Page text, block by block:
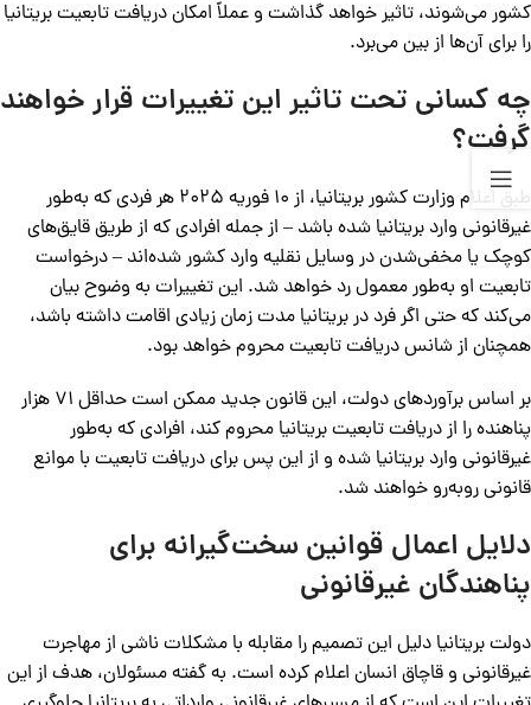
کشور می‌شوند، تاثیر خواهد گذاشت و عملاً امکان دریافت تابعیت بریتانیا
را برای آن‌ها از بین می‌برد.
چه کسانی تحت تاثیر این تغییرات قرار خواهند
گرفت؟
طبق اعلام وزارت کشور بریتانیا، از 10 فوریه 2025 هر فردی که به‌طور
غیرقانونی وارد بریتانیا شده باشد – از جمله افرادی که از طریق قایق‌های
کوچک یا مخفی‌شدن در وسایل نقلیه وارد کشور شده‌اند – درخواست
تابعیت او به‌طور معمول رد خواهد شد. این تغییرات به وضوح بیان
می‌کند که حتی اگر فرد در بریتانیا مدت زمان زیادی اقامت داشته باشد،
همچنان از شانس دریافت تابعیت محروم خواهد بود.
بر اساس برآوردهای دولت، این قانون جدید ممکن است حداقل 71 هزار
پناهنده را از دریافت تابعیت بریتانیا محروم کند، افرادی که به‌طور
غیرقانونی وارد بریتانیا شده و از این پس برای دریافت تابعیت با موانع
قانونی روبه‌رو خواهند شد.
دلایل اعمال قوانین سخت‌گیرانه برای
پناهندگان غیرقانونی
دولت بریتانیا دلیل این تصمیم را مقابله با مشکلات ناشی از مهاجرت
غیرقانونی و قاچاق انسان اعلام کرده است. به گفته مسئولان، هدف از این